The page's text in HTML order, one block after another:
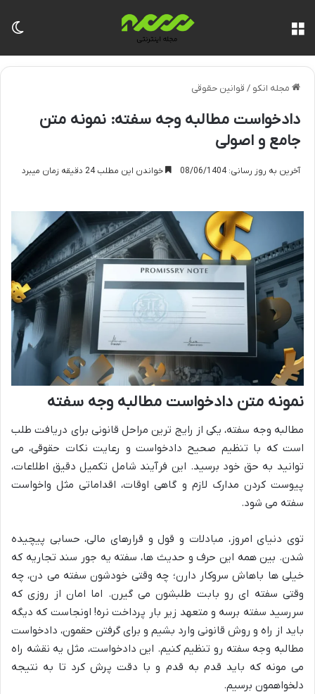
مجله انکو / قوانین حقوقی
دادخواست مطالبه وجه سفته: نمونه متن
جامع و اصولی
آخرین به روز رسانی: 08/06/1404 خواندن این مطلب 24 دقیقه زمان میبرد
نمونه متن دادخواست مطالبه وجه سفته
مطالبه وجه سفته، یکی از رایج ترین مراحل قانونی برای دریافت طلب
است که با تنظیم صحیح دادخواست و رعایت نکات حقوقی، می
توانید به حق خود برسید. این فرآیند شامل تکمیل دقیق اطلاعات،
پیوست کردن مدارک لازم و گاهی اوقات، اقداماتی مثل واخواست
سفته می شود.
توی دنیای امروز، مبادلات و قول و قرارهای مالی، حسابی پیچیده
شدن. بین همه این حرف و حدیث ها، سفته یه جور سند تجاریه که
خیلی ها باهاش سروکار دارن؛ چه وقتی خودشون سفته می دن، چه
وقتی سفته ای رو بابت طلبشون می گیرن. اما امان از روزی که
سررسید سفته برسه و متعهد زیر بار پرداخت نره! اونجاست که دیگه
باید از راه و روش قانونی وارد بشیم و برای گرفتن حقمون، دادخواست
مطالبه وجه سفته رو تنظیم کنیم. این دادخواست، مثل یه نقشه راه
می مونه که باید قدم به قدم و با دقت پرش کرد تا به نتیجه
دلخواهمون برسیم.